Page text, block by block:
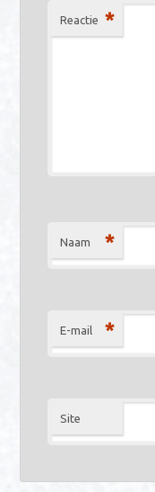
Reactie *
Naam *
E-mail *
Site